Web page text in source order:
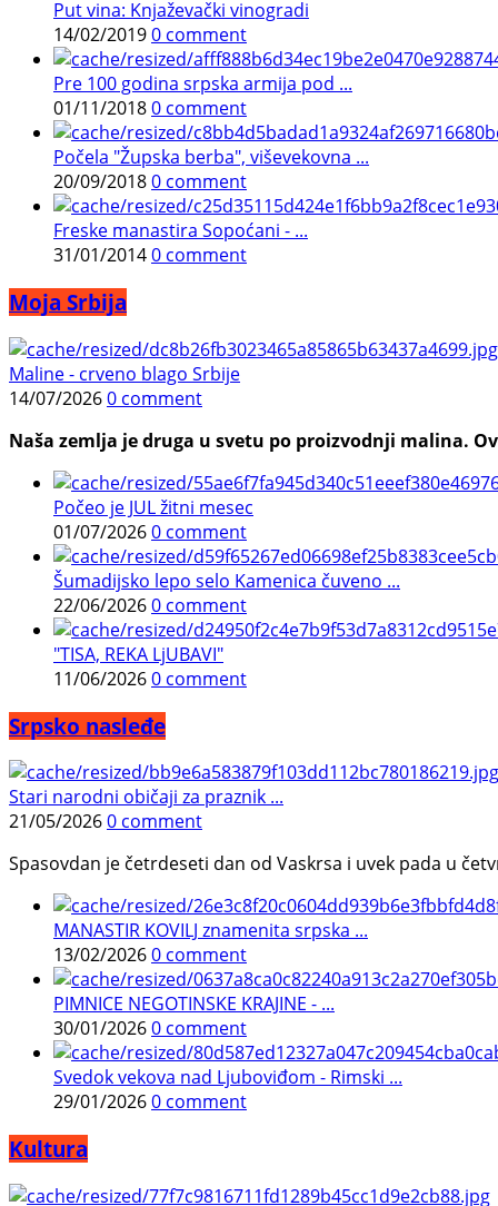
Put vina: Knjaževački vinogradi
14/02/20190 comment
Pre 100 godina srpska armija pod ...
01/11/20180 comment
Počela "Župska berba", viševekovna ...
20/09/20180 comment
Freske manastira Sopoćani - ...
31/01/20140 comment
Moja Srbija
Maline - crveno blago Srbije
14/07/20260 comment
Naša zemlja je druga u svetu po proizvodnji malina.
Počeo je JUL žitni mesec
01/07/20260 comment
Šumadijsko lepo selo Kamenica čuveno ...
22/06/20260 comment
"TISA, REKA LjUBAVI"
11/06/20260 comment
Srpsko nasleđe
Stari narodni običaji za praznik ...
21/05/20260 comment
Spasovdan je četrdeseti dan od Vaskrsa i uvek pada u
MANASTIR KOVILJ znamenita srpska ...
13/02/20260 comment
PIMNICE NEGOTINSKE KRAJINE - ...
30/01/20260 comment
Svedok vekova nad Ljuboviđom - Rimski ...
29/01/20260 comment
Kultura